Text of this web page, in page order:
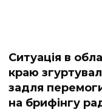
Ситуація в
краю
задля
на брифінгу